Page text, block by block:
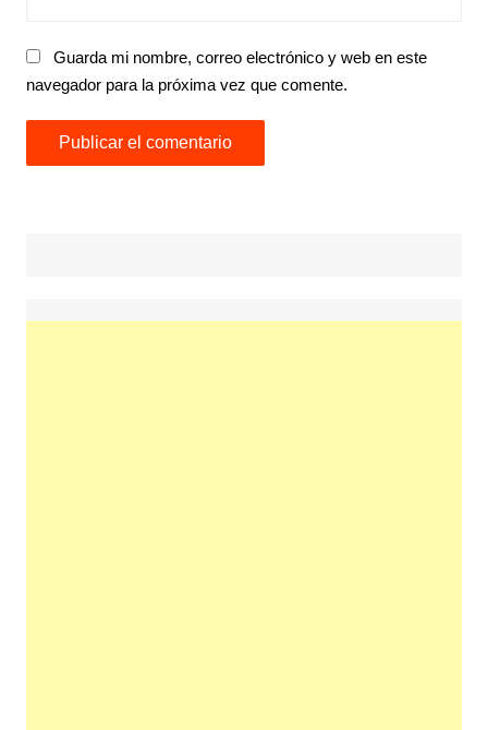
Guarda mi nombre, correo electrónico y web en este
navegador para la próxima vez que comente.